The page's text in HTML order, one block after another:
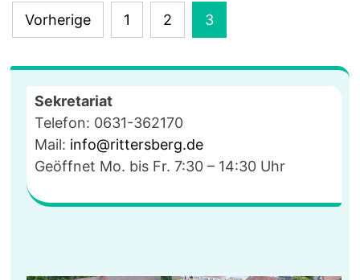
Seitennummerierung
der
Beiträge
Vorherige 1 2 3
Sekretariat
Telefon: 0631-362170
Mail: info@rittersberg.de
Geöffnet Mo. bis Fr. 7:30 – 14:30 Uhr